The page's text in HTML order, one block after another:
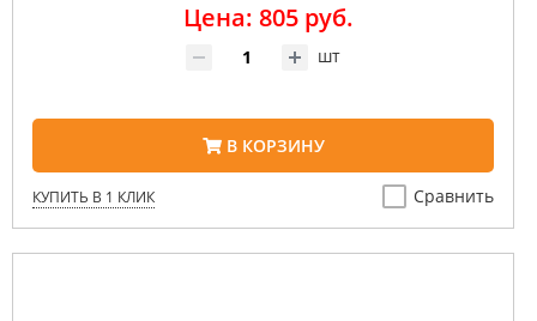
Цена: 805 руб.
шт
В КОРЗИНУ
КУПИТЬ В 1 КЛИК Сравнить